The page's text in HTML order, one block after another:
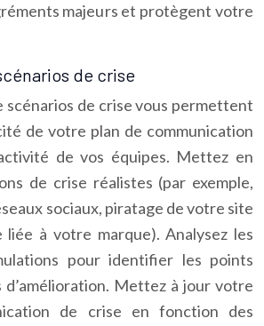
majeurs et protègent votre
de crise
scénarios de crise vous permettent
de votre plan de communication
de vos équipes. Mettez en
de crise réalistes (par exemple,
sociaux, piratage de votre site
à votre marque). Analysez les
pour identifier les points
d’amélioration. Mettez à jour votre
de crise en fonction des